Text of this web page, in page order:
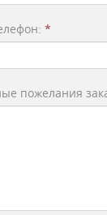
*
пожелания